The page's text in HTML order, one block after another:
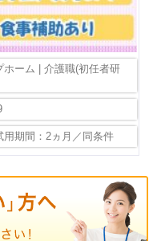
ーム | 介護職(初任者研
用期間：2ヵ月／同条件